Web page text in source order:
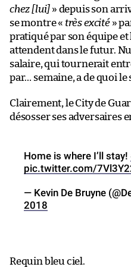
chez [lui] » depuis son
se montre « très excité»
pratiqué par son équipe et
attendent dans le futur.
salaire, qui tournerait
par… semaine, a de quoi
Clairement, le City de
désosser ses adversaires
Home is where I’ll stay!
pic.twitter.com/
— Kevin De Bruyne
2018
Requin bleu ciel.